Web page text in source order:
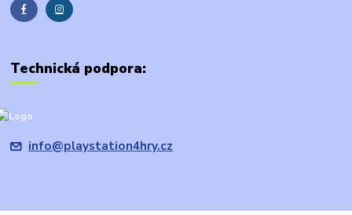
Technická podpora:
info@playstation4hry.cz